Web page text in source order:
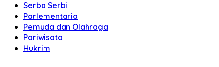
Serba Serbi
Parlementaria
Pemuda dan Olahraga
Pariwisata
Hukrim